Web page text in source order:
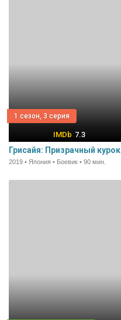
1 сезон, 3 серия
7.3
Грисайя: Призрачный курок
2019 • Япония • Боевик • 90 мин.